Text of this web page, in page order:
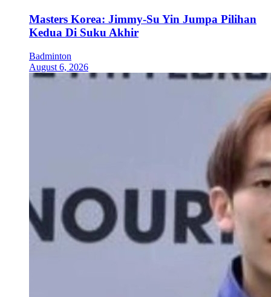
Masters Korea: Jimmy-Su Yin Jumpa Pilihan
Kedua Di Suku Akhir
Badminton
August 6, 2026